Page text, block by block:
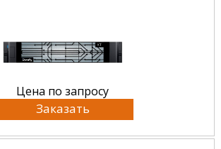
Цена по запросу
Заказать